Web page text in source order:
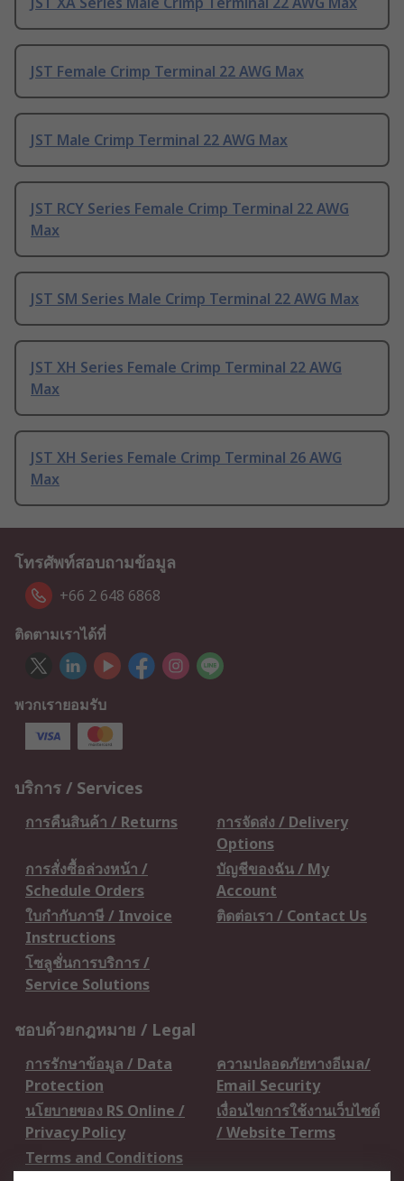
JST Female Crimp Terminal 22 AWG Max
JST Male Crimp Terminal 22 AWG Max
JST RCY Series Female Crimp Terminal 22 AWG
Max
JST SM Series Male Crimp Terminal 22 AWG Max
JST XH Series Female Crimp Terminal 22 AWG
Max
JST XH Series Female Crimp Terminal 26 AWG
Max
โทรศัพท์สอบถามข้อมูล
+66 2 648 6868
ติดตามเราได้ที่
พวกเรายอมรับ
บริการ / Services
การคืนสินค้า / Returns
การจัดส่ง / Delivery
Options
การสั่งซื้อล่วงหน้า /
Schedule Orders
บัญชีของฉัน / My
Account
ใบกำกับภาษี / Invoice
Instructions
ติดต่อเรา / Contact Us
โซลูชั่นการบริการ /
Service Solutions
ชอบด้วยกฎหมาย / Legal
การรักษาข้อมูล / Data
Protection
ความปลอดภัยทางอีเมล/
Email Security
นโยบายของ RS Online /
Privacy Policy
เงื่อนไขการใช้งานเว็บไซต์
/ Website Terms
Terms and Conditions